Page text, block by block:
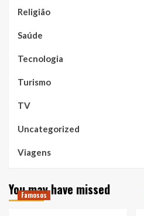
Religião
Saúde
Tecnologia
Turismo
TV
Uncategorized
Viagens
You may have missed
Famosos